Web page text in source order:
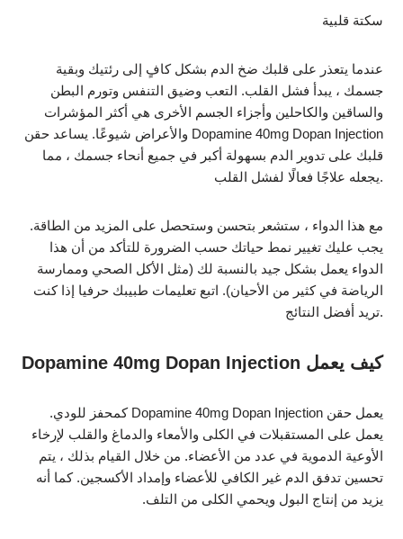
سكتة قلبية
عندما يتعذر على قلبك ضخ الدم بشكل كافٍ إلى رئتيك وبقية
جسمك ، يبدأ فشل القلب. التعب وضيق التنفس وتورم البطن
والساقين والكاحلين وأجزاء الجسم الأخرى هي أكثر المؤشرات
والأعراض شيوعًا. يساعد حقن Dopamine 40mg Dopan Injection
قلبك على تدوير الدم بسهولة أكبر في جميع أنحاء جسمك ، مما
يجعله علاجًا فعالًا لفشل القلب.
مع هذا الدواء ، ستشعر بتحسن وستحصل على المزيد من الطاقة.
يجب عليك تغيير نمط حياتك حسب الضرورة للتأكد من أن هذا
الدواء يعمل بشكل جيد بالنسبة لك (مثل الأكل الصحي وممارسة
الرياضة في كثير من الأحيان). اتبع تعليمات طبيبك حرفيا إذا كنت
تريد أفضل النتائج.
كيف يعمل Dopamine 40mg Dopan Injection
يعمل حقن Dopamine 40mg Dopan Injection كمحفز للودي.
يعمل على المستقبلات في الكلى والأمعاء والدماغ والقلب لإرخاء
الأوعية الدموية في عدد من الأعضاء. من خلال القيام بذلك ، يتم
تحسين تدفق الدم غير الكافي للأعضاء وإمداد الأكسجين. كما أنه
يزيد من إنتاج البول ويحمي الكلى من التلف.